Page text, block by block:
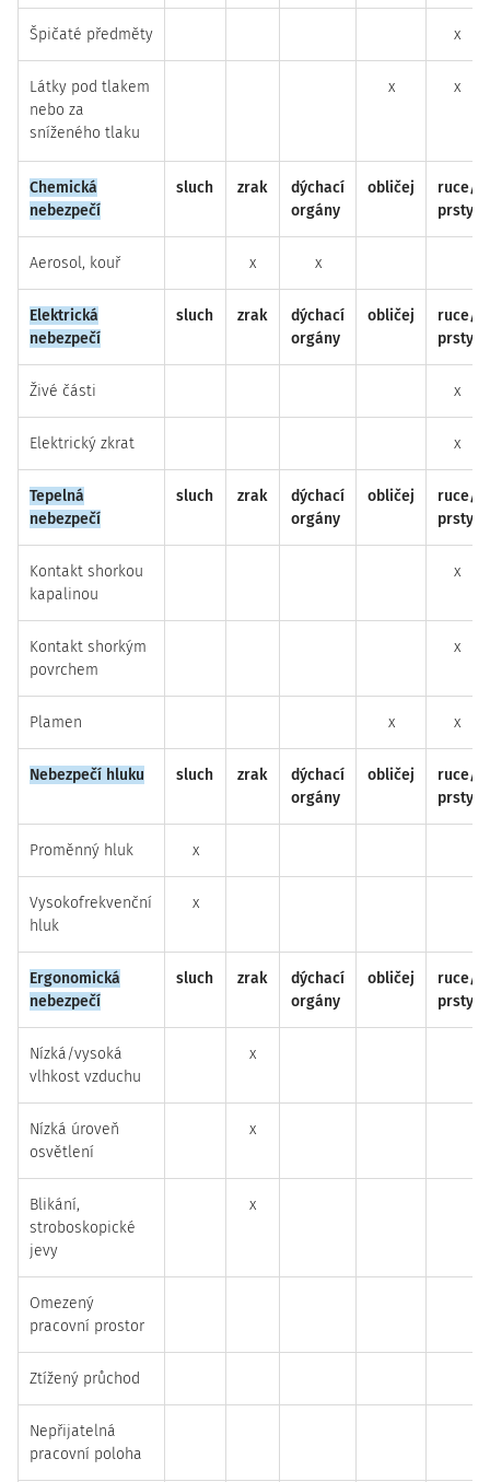
Špičaté předměty x
Látky pod tlakem
nebo za
sníženého tlaku
x x
Chemická
nebezpečí
sluch zrak
dýchací
orgány
obličej
ruce/
prsty
Aerosol, kouř x x
Elektrická
nebezpečí
sluch zrak
dýchací
orgány
obličej
ruce/
prsty
Živé části x
Elektrický zkrat x
Tepelná
nebezpečí
sluch zrak
dýchací
orgány
obličej
ruce/
prsty
Kontakt shorkou
kapalinou
x
Kontakt shorkým
povrchem
x
Plamen x x
Nebezpečí hluku sluch zrak
dýchací
orgány
obličej
ruce/
prsty
Proměnný hluk x
Vysokofrekvenční
hluk
x
Ergonomická
nebezpečí
sluch zrak
dýchací
orgány
obličej
ruce/
prsty
Nízká/vysoká
vlhkost vzduchu
x
Nízká úroveň
osvětlení
x
Blikání,
stroboskopické
jevy
x
Omezený
pracovní prostor
Ztížený průchod
Nepřijatelná
pracovní poloha